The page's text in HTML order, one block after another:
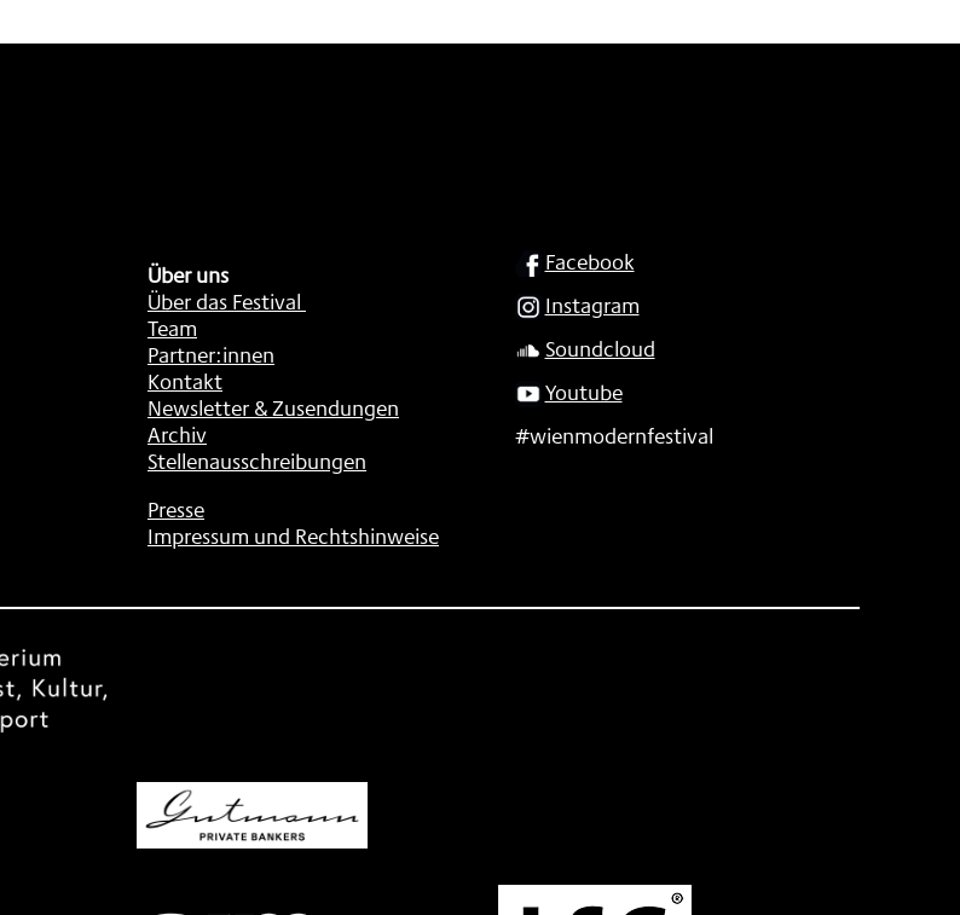
Über uns
Über das Festival
Team
Partner:innen
Kontakt
Newsletter & Zusendungen
Archiv
Stellenausschreibungen
Presse
Impressum und Rechtshinweise
SOCIAL
Facebook
Instagram
Soundcloud
Youtube
#wienmodernfestival